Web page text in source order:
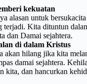
kekuatan
alasan untuk
terjadi. Kita dituntun
dan Damai sejahtera.
di dalam Kristus
akan hilang jika kita
damai sejahtera.
kita, dan hancurkan